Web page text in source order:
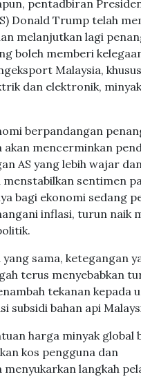
pentadbiran
Donald Trump telah
melanjutkan lagi
boleh memberi
Malaysia,
dan elektronik, minyak
berpandangan
akan mencerminkan
AS yang lebih wajar
sentimen
bagi ekonomi sedang
inflasi, turun naik
yang sama, ketegangan
terus menyebabkan
tekanan kepada
harga minyak global
kos pengguna dan